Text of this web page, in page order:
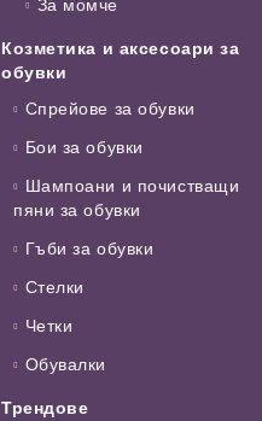
За момче
Козметика и аксесоари за
обувки
Спрейове за обувки
Бои за обувки
Шампоани и почистващи
пяни за обувки
Гъби за обувки
Стелки
Четки
Обувалки
Трендове